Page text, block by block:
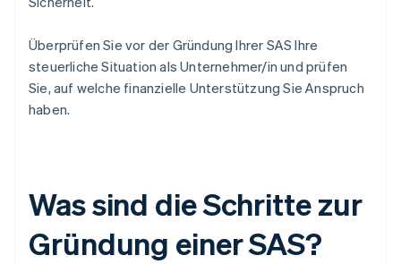
Überprüfen Sie vor der Gründung Ihrer SAS Ihre
steuerliche Situation als Unternehmer/in und prüfen
Sie, auf welche finanzielle Unterstützung Sie Anspruch
haben.
Was sind die Schritte zur
Gründung einer SAS?